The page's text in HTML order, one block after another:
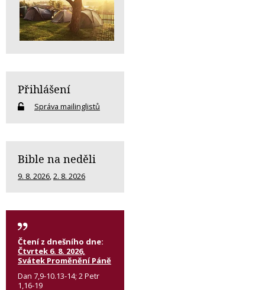
Přihlášení
Správa mailinglistů
Bible na neděli
9. 8. 2026,2. 8. 2026
Čtení z dnešního dne:
Čtvrtek 6. 8. 2026,
Svátek Proměnění Páně
Dan 7,9-10.13-14; 2 Petr
1,16-19